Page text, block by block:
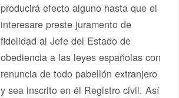
producirá efecto alguno hasta que el
interesare preste juramento de
fidelidad al Jefe del Estado de
obediencia a las leyes españolas con
renuncia de todo pabellón extranjero
y sea inscrito en él Registro civil. Así